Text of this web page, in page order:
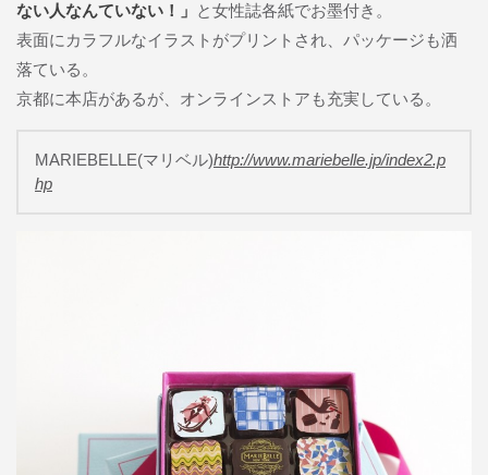
ない人なんていない！」 と女性誌各紙でお墨付き。
表面にカラフルなイラストがプリントされ、パッケージも洒
落ている。
京都に本店があるが、オンラインストアも充実している。
MARIEBELLE(マリベル)http://www.mariebelle.jp/index2.p
hp